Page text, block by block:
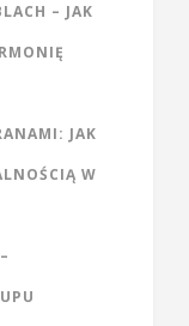
– JAK
JAK
W